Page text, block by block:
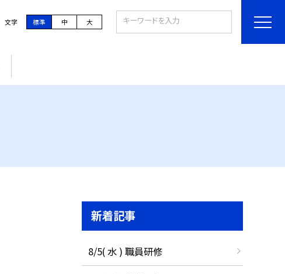
文字 標準 中 大
新着記事
8/5( 水 ) 職員研修